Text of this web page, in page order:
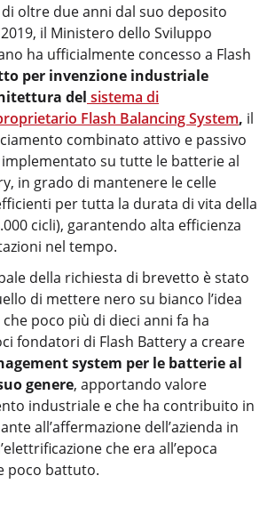
di oltre due anni dal suo deposito
il Ministero dello Sviluppo
ha ufficialmente concesso a Flash
per invenzione industriale
del sistema di
Flash Balancing System, il
combinato attivo e passivo
su tutte le batterie al
in grado di mantenere le celle
per tutta la durata di vita della
cicli), garantendo alta efficienza
nel tempo.
della richiesta di brevetto è stato
di mettere nero su bianco l’idea
poco più di dieci anni fa ha
fondatori di Flash Battery a creare
system per le batterie al
genere, apportando valore
industriale e che ha contribuito in
all’affermazione dell’azienda in
che era all’epoca
poco battuto.